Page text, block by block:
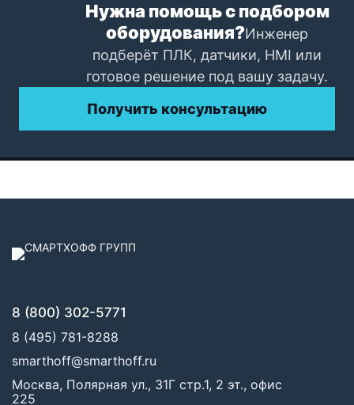
Нужна помощь с подбором
оборудования?Инженер
подберёт ПЛК, датчики, HMI или
готовое решение под вашу задачу.
Получить консультацию
8 (800) 302-5771
8 (495) 781-8288
smarthoff@smarthoff.ru
Москва, Полярная ул., 31Г стр.1, 2 эт., офис
225